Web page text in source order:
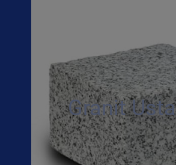
Granit